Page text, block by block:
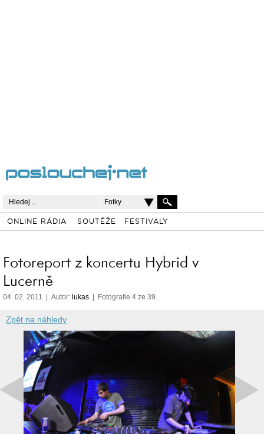
Fotky
ONLINE RÁDIA SOUTĚŽE FESTIVALY
Fotoreport z koncertu Hybrid v
Lucerně
04. 02. 2011 | Autor: lukas | Fotografie 4 ze 39
Zpět na náhledy